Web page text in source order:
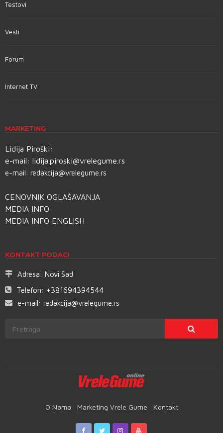
Testovi
Vesti
Forum
Internet TV
MARKETING
Lidija Piroški:
e-mail: lidija.piroski@vrelegume.rs
e-mail: redakcija@vrelegume.rs
CENOVNIK OGLAŠAVANJA
MEDIA INFO
MEDIA INFO ENGLISH
KONTAKT PODACI
Adresa: Novi Sad
Telefon: +381694394544
e-mail: redakcija@vrelegume.rs
O Nama Marketing Vrele Gume Kontakt